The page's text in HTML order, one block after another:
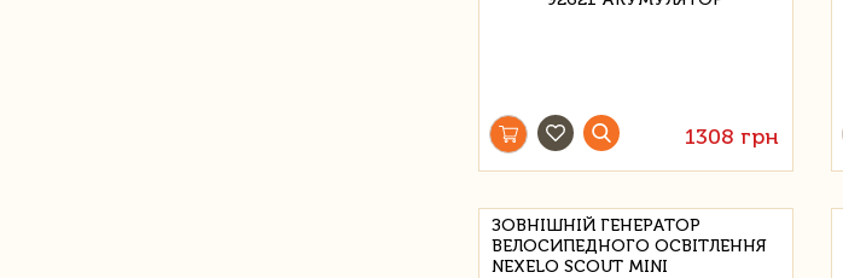
1308 грн
ЗОВНІШНІЙ ГЕНЕРАТОР
ВЕЛОСИПЕДНОГО ОСВІТЛЕННЯ
NEXELO SCOUT MINI